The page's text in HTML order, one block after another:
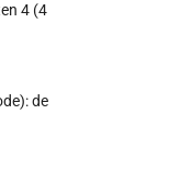
4 (4
de